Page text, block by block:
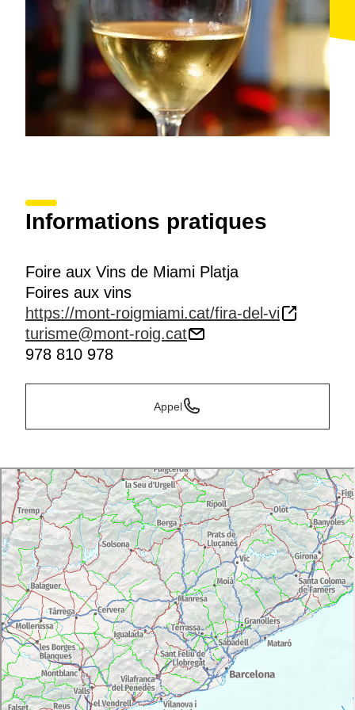
Informations pratiques
Foire aux Vins de Miami Platja
Foires aux vins
https://mont-roigmiami.cat/fira-del-vi
turisme@mont-roig.cat
978 810 978
Appel